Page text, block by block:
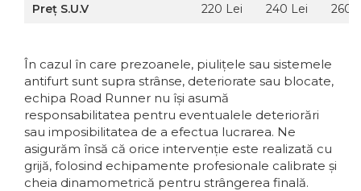
Preț S.U.V
220 Lei 240 Lei 260
În cazul în care prezoanele, piulițele sau sistemele
antifurt sunt supra strânse, deteriorate sau blocate,
echipa Road Runner nu își asumă
responsabilitatea pentru eventualele deteriorări
sau imposibilitatea de a efectua lucrarea. Ne
asigurăm însă că orice intervenție este realizată cu
grijă, folosind echipamente profesionale calibrate și
cheia dinamometrică pentru strângerea finală.